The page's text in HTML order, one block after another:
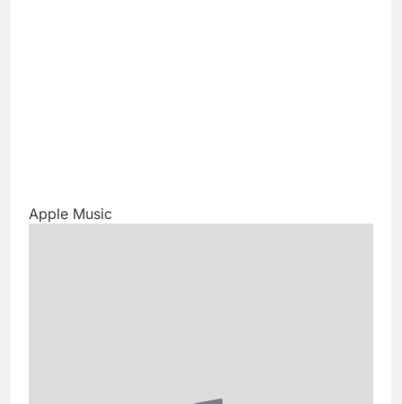
Apple Music